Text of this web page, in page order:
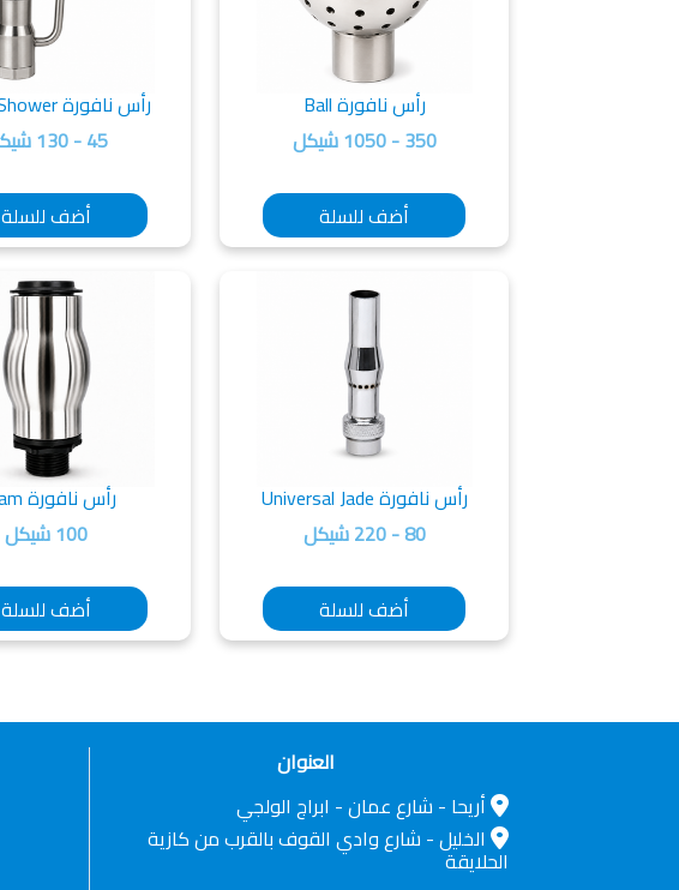
رأس نافورة Ball
350 - 1050 شيكل
أضف للسلة
رأس نافورة Spring Shower
45 - 130 شيكل
أضف للسلة
رأس نافورة Universal Jade
80 - 220 شيكل
أضف للسلة
رأس نافورة Foam
100 شيكل
أضف للسلة
العنوان
أريحا - شارع عمان - ابراج الولجي
الخليل - شارع وادي القوف بالقرب من كازية
الحلايقة